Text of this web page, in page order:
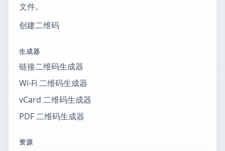
文件。
创建二维码
生成器
链接二维码生成器
Wi-Fi 二维码生成器
vCard 二维码生成器
PDF 二维码生成器
资源